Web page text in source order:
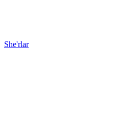
She'rlar